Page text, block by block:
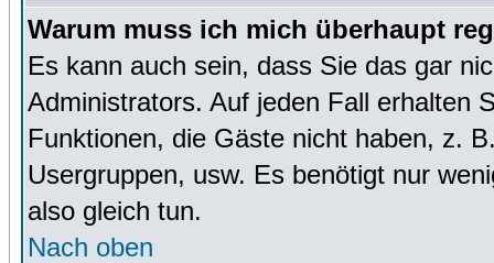
Warum muss ich mich überhaupt
Es kann auch sein, dass Sie das gar
Administrators. Auf jeden Fall erhalten
Funktionen, die Gäste nicht haben, z.
Usergruppen, usw. Es benötigt nur
also gleich tun.
Nach oben